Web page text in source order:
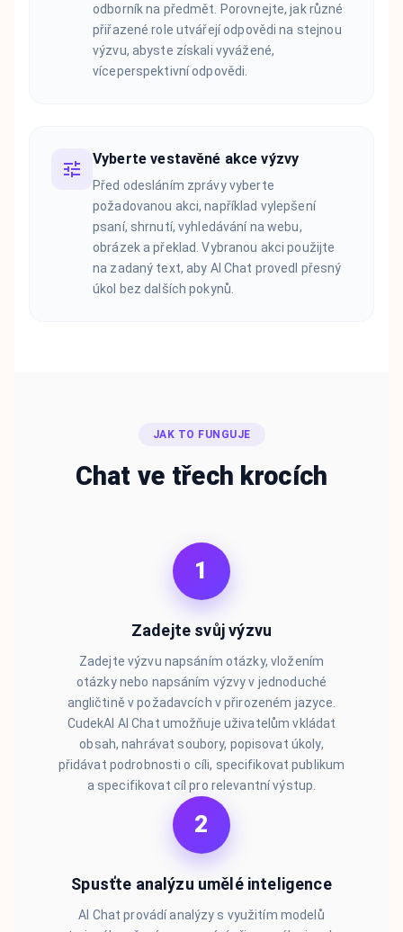
odborník na předmět. Porovnejte, jak různé
přiřazené role utvářejí odpovědi na stejnou
výzvu, abyste získali vyvážené,
víceperspektivní odpovědi.
Vyberte vestavěné akce výzvy
Před odesláním zprávy vyberte
požadovanou akci, například vylepšení
psaní, shrnutí, vyhledávání na webu,
obrázek a překlad. Vybranou akci použijte
na zadaný text, aby AI Chat provedl přesný
úkol bez dalších pokynů.
JAK TO FUNGUJE
Chat ve třech krocích
1
Zadejte svůj výzvu
Zadejte výzvu napsáním otázky, vložením
otázky nebo napsáním výzvy v jednoduché
angličtině v požadavcích v přirozeném jazyce.
CudekAI AI Chat umožňuje uživatelům vkládat
obsah, nahrávat soubory, popisovat úkoly,
přidávat podrobnosti o cíli, specifikovat publikum
a specifikovat cíl pro relevantní výstup.
2
Spusťte analýzu umělé inteligence
AI Chat provádí analýzy s využitím modelů